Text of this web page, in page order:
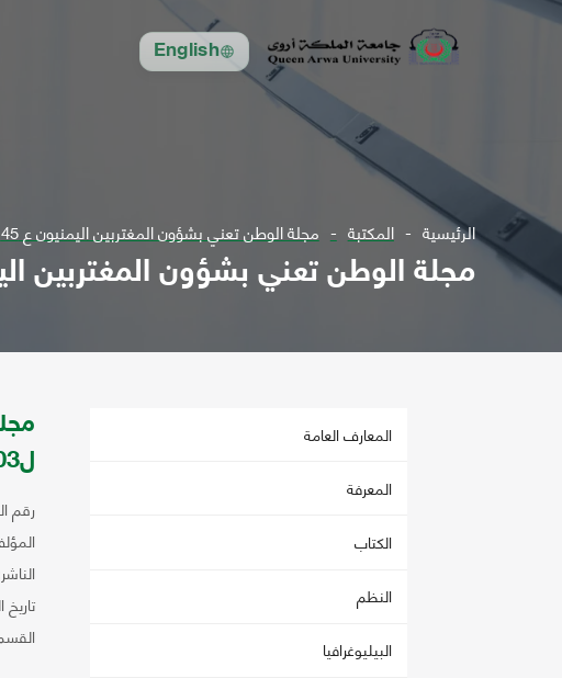
English
الرئيسية المكتبة مجلة الوطن تعني بشؤون المغتربين اليمنيون ع 45 ل2000 -ع86 ل2003 ـأعداد متفرقة
مجلة الوطن تعني بشؤون المغتربين اليمنيون ع 45 ل2000 -ع86
المعارف العامة
المعرفة
الكتاب
النظم
البيليوغرافيا
ل2003 ـأعداد متفرقة
رقم
تاريخ